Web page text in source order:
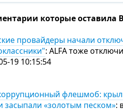
которые оставила
провайдеры начали
: ALFA тоже
19 10:15:54
флешмоб:
засыпали «золотым песком»: